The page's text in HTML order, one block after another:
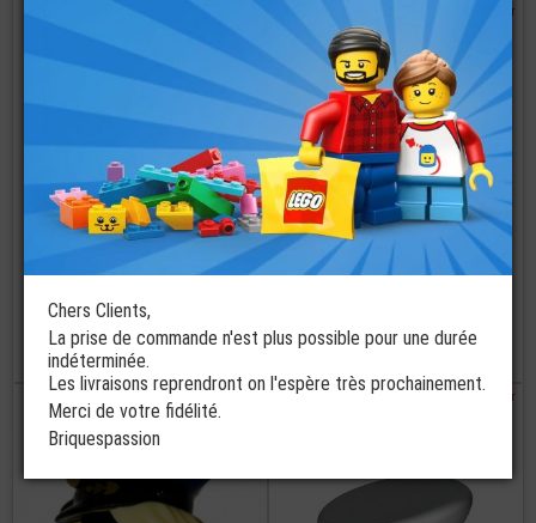
LEGO®
Accessoire Mini-
Figurine Chapeau
Casquette
commander
LEGO® Mini-
Figurine Homme
commander
commander
Chers Clients,
La prise de commande n'est plus possible pour une durée
indéterminée.
Les livraisons reprendront on l'espère très prochainement.
Merci de votre fidélité.
Briquespassion